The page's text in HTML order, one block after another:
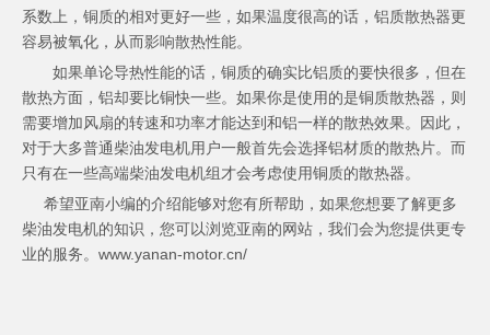
系数上，铜质的相对更好一些，如果温度很高的话，铝质散热器更
容易被氧化，从而影响散热性能。
如果单论导热性能的话，铜质的确实比铝质的要快很多，但在
散热方面，铝却要比铜快一些。如果你是使用的是铜质散热器，则
需要增加风扇的转速和功率才能达到和铝一样的散热效果。因此，
对于大多普通柴油发电机用户一般首先会选择铝材质的散热片。而
只有在一些高端柴油发电机组才会考虑使用铜质的散热器。
希望亚南小编的介绍能够对您有所帮助，如果您想要了解更多
柴油发电机的知识，您可以浏览亚南的网站，我们会为您提供更专
业的服务。www.yanan-motor.cn/